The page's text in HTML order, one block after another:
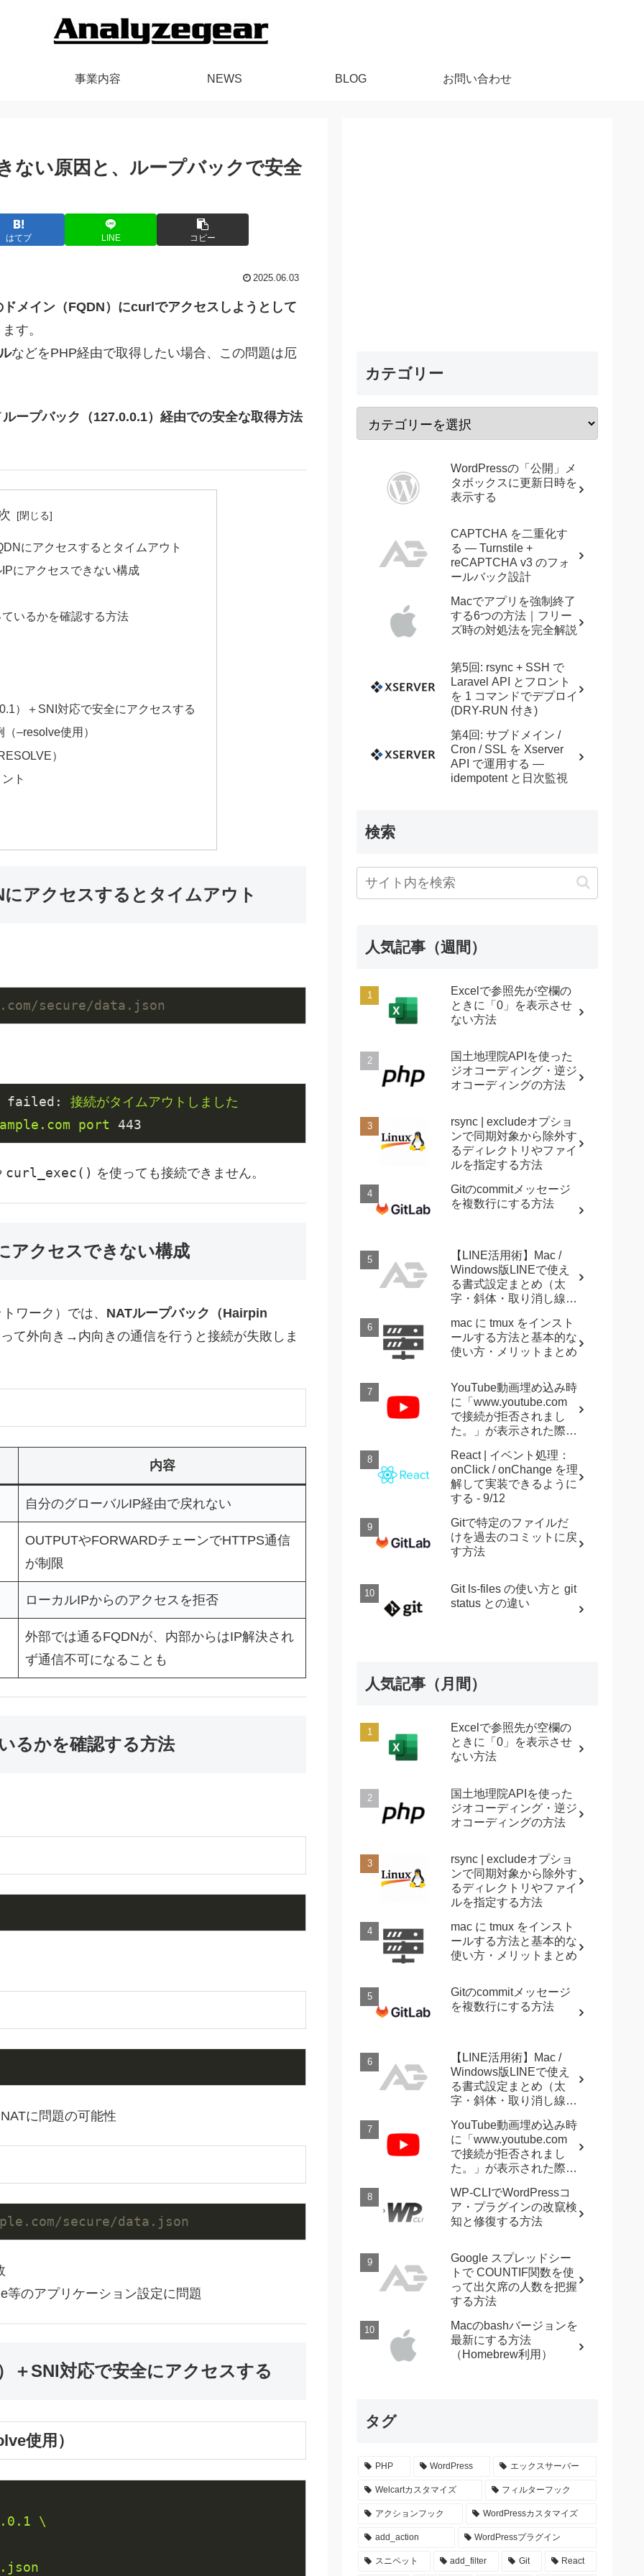
事業内容 NEWS BLOG お問い合わせ
ない原因と、ループバックで安全
はてブ LINE コピー
2025.06.03
ドメイン（FQDN）にcurlでアクセスしようとして
す。
などをPHP経由で取得したい場合、この問題は厄
ループバック（127.0.0.1）経由での安全な取得方法
にアクセスするとタイムアウト
にアクセスできない構成
いるかを確認する方法
）＋SNI対応で安全にアクセスする
–resolve使用）
）
ト
アクセスするとタイムアウト
secure/data.json
failed:
接続がタイムアウトしました
port 443
curl_exec() を使っても接続できません。
アクセスできない構成
ワーク）では、 NATループバック（Hairpin
て外向き→内向きの通信を行うと接続が失敗しま
内容
自分のグローバルIP経由で戻れない
OUTPUTやFORWARDチェーンでHTTPS通信
が制限
ローカルIPからのアクセスを拒否
外部では通るFQDNが、内部からはIP解決され
ず通信不可になることも
るかを確認する方法
に問題の可能性
secure/data.json
のアプリケーション設定に問題
＋SNI対応で安全にアクセスする
使用）
\
カテゴリー
WordPressの「公開」メ
タボックスに更新日時を
表示する
CAPTCHA を二重化す
る — Turnstile +
reCAPTCHA v3 のフォ
ールバック設計
Macでアプリを強制終了
する6つの方法｜フリー
ズ時の対処法を完全解説
第5回: rsync + SSH で
Laravel API とフロント
を 1 コマンドでデプロイ
(DRY-RUN 付き)
第4回: サブドメイン /
Cron / SSL を Xserver
API で運用する —
idempotent と日次監視
検索
人気記事（週間）
Excelで参照先が空欄の
ときに「0」を表示させ
ない方法
国土地理院APIを使った
ジオコーディング・逆ジ
オコーディングの方法
rsync | excludeオプショ
ンで同期対象から除外す
るディレクトリやファイ
ルを指定する方法
Gitのcommitメッセージ
を複数行にする方法
【LINE活用術】Mac /
Windows版LINEで使え
る書式設定まとめ（太
字・斜体・取り消し線・
mac に tmux をインスト
ールする方法と基本的な
使い方・メリットまとめ
YouTube動画埋め込み時
に「www.youtube.com
で接続が拒否されまし
た。」が表示された際に
React | イベント処理：
onClick / onChange を理
解して実装できるように
する - 9/12
Gitで特定のファイルだ
けを過去のコミットに戻
す方法
Git ls-files の使い方と git
status との違い
人気記事（月間）
Excelで参照先が空欄の
ときに「0」を表示させ
ない方法
国土地理院APIを使った
ジオコーディング・逆ジ
オコーディングの方法
rsync | excludeオプショ
ンで同期対象から除外す
るディレクトリやファイ
ルを指定する方法
mac に tmux をインスト
ールする方法と基本的な
使い方・メリットまとめ
Gitのcommitメッセージ
を複数行にする方法
【LINE活用術】Mac /
Windows版LINEで使え
る書式設定まとめ（太
字・斜体・取り消し線・
YouTube動画埋め込み時
に「www.youtube.com
で接続が拒否されまし
た。」が表示された際に
WP-CLIでWordPressコ
ア・プラグインの改竄検
知と修復する方法
Google スプレッドシー
トで COUNTIF関数を使
って出欠席の人数を把握
する方法
Macのbashバージョンを
最新にする方法
（Homebrew利用）
タグ
PHP WordPress エックスサーバー
Welcartカスタマイズ フィルターフック
アクションフック WordPressカスタマイズ
add_action WordPressプラグイン
スニペット add_filter Git React